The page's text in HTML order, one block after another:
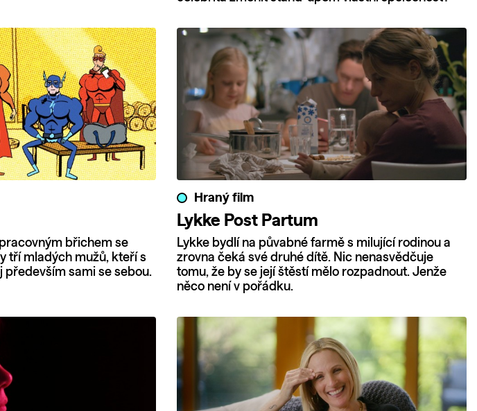
břichem se
tří mladých mužů, kteří s
především sami se sebou.
Hraný film
Lykke Post Partum
Lykke bydlí na půvabné farmě s milující rodinou a
zrovna čeká své druhé dítě. Nic nenasvědčuje
tomu, že by se její štěstí mělo rozpadnout. Jenže
něco není v pořádku.